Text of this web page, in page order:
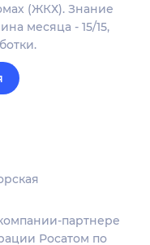
(ЖКХ). Знание
месяца - 15/15,
партнере
Росатом по